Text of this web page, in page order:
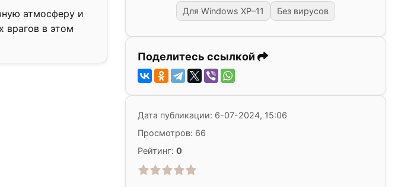
атмосферу и
врагов в этом
Для Windows XP–11 Без вирусов
Поделитесь ссылкой
Дата публикации: 6-07-2024, 15:06
Просмотров: 66
Рейтинг: 0